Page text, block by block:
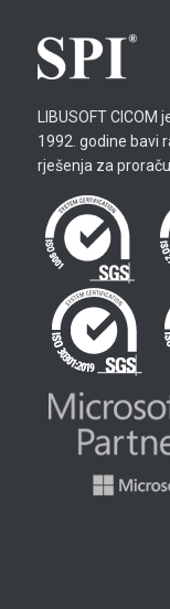
LIBUSOFT
1992. godine bavi
rješenja za